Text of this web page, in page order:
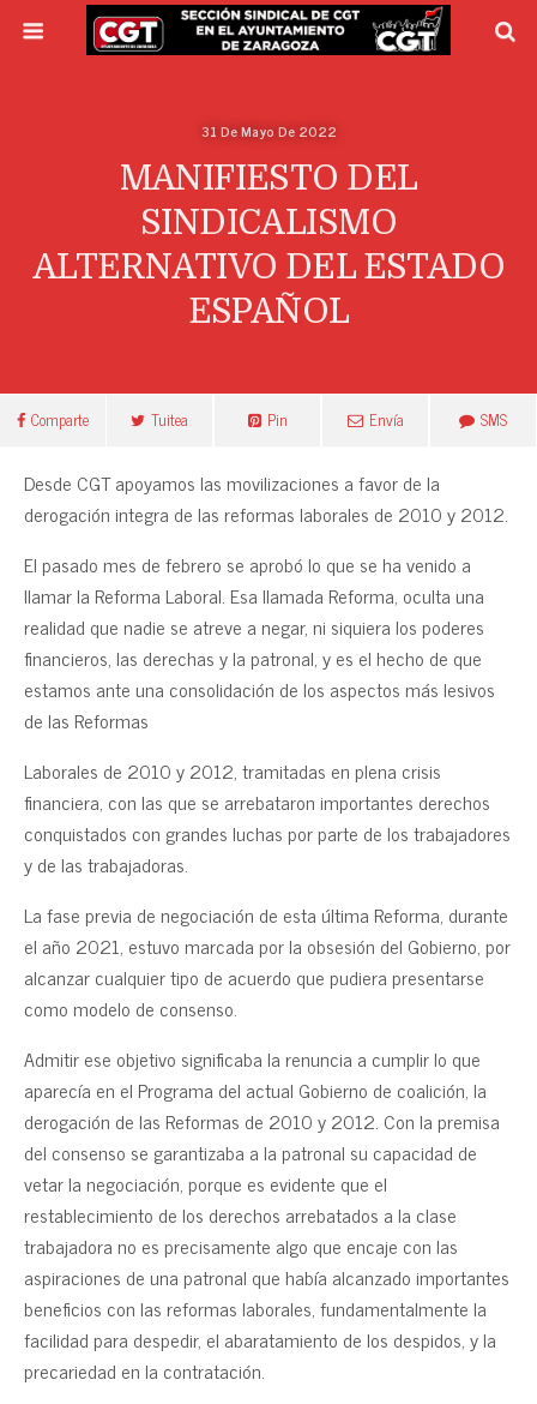
31 De Mayo De 2022
MANIFIESTO DEL
SINDICALISMO
ALTERNATIVO DEL ESTADO
ESPAÑOL
Comparte Tuitea Pin Envía SMS
Desde CGT apoyamos las movilizaciones a favor de la
derogación integra de las reformas laborales de 2010 y 2012.
El pasado mes de febrero se aprobó lo que se ha venido a
llamar la Reforma Laboral. Esa llamada Reforma, oculta una
realidad que nadie se atreve a negar, ni siquiera los poderes
financieros, las derechas y la patronal, y es el hecho de que
estamos ante una consolidación de los aspectos más lesivos
de las Reformas
Laborales de 2010 y 2012, tramitadas en plena crisis
financiera, con las que se arrebataron importantes derechos
conquistados con grandes luchas por parte de los trabajadores
y de las trabajadoras.
La fase previa de negociación de esta última Reforma, durante
el año 2021, estuvo marcada por la obsesión del Gobierno, por
alcanzar cualquier tipo de acuerdo que pudiera presentarse
como modelo de consenso.
Admitir ese objetivo significaba la renuncia a cumplir lo que
aparecía en el Programa del actual Gobierno de coalición, la
derogación de las Reformas de 2010 y 2012. Con la premisa
del consenso se garantizaba a la patronal su capacidad de
vetar la negociación, porque es evidente que el
restablecimiento de los derechos arrebatados a la clase
trabajadora no es precisamente algo que encaje con las
aspiraciones de una patronal que había alcanzado importantes
beneficios con las reformas laborales, fundamentalmente la
facilidad para despedir, el abaratamiento de los despidos, y la
precariedad en la contratación.